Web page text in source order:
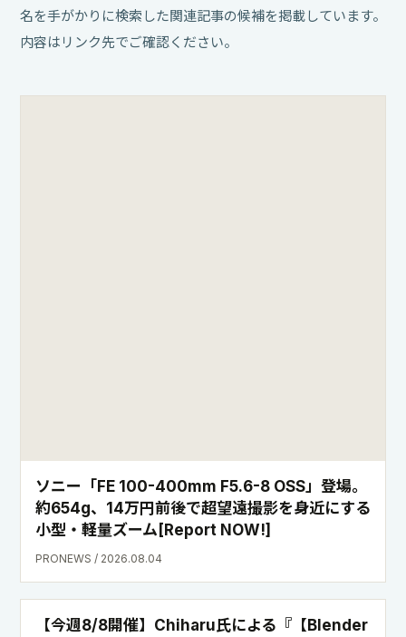
名を手がかりに検索した関連記事の候補を掲載しています。
内容はリンク先でご確認ください。
ソニー「FE 100-400mm F5.6-8 OSS」登場。
約654g、14万円前後で超望遠撮影を身近にする
小型・軽量ズーム[Report NOW!]
PRONEWS / 2026.08.04
【今週8/8開催】Chiharu氏による『【Blender